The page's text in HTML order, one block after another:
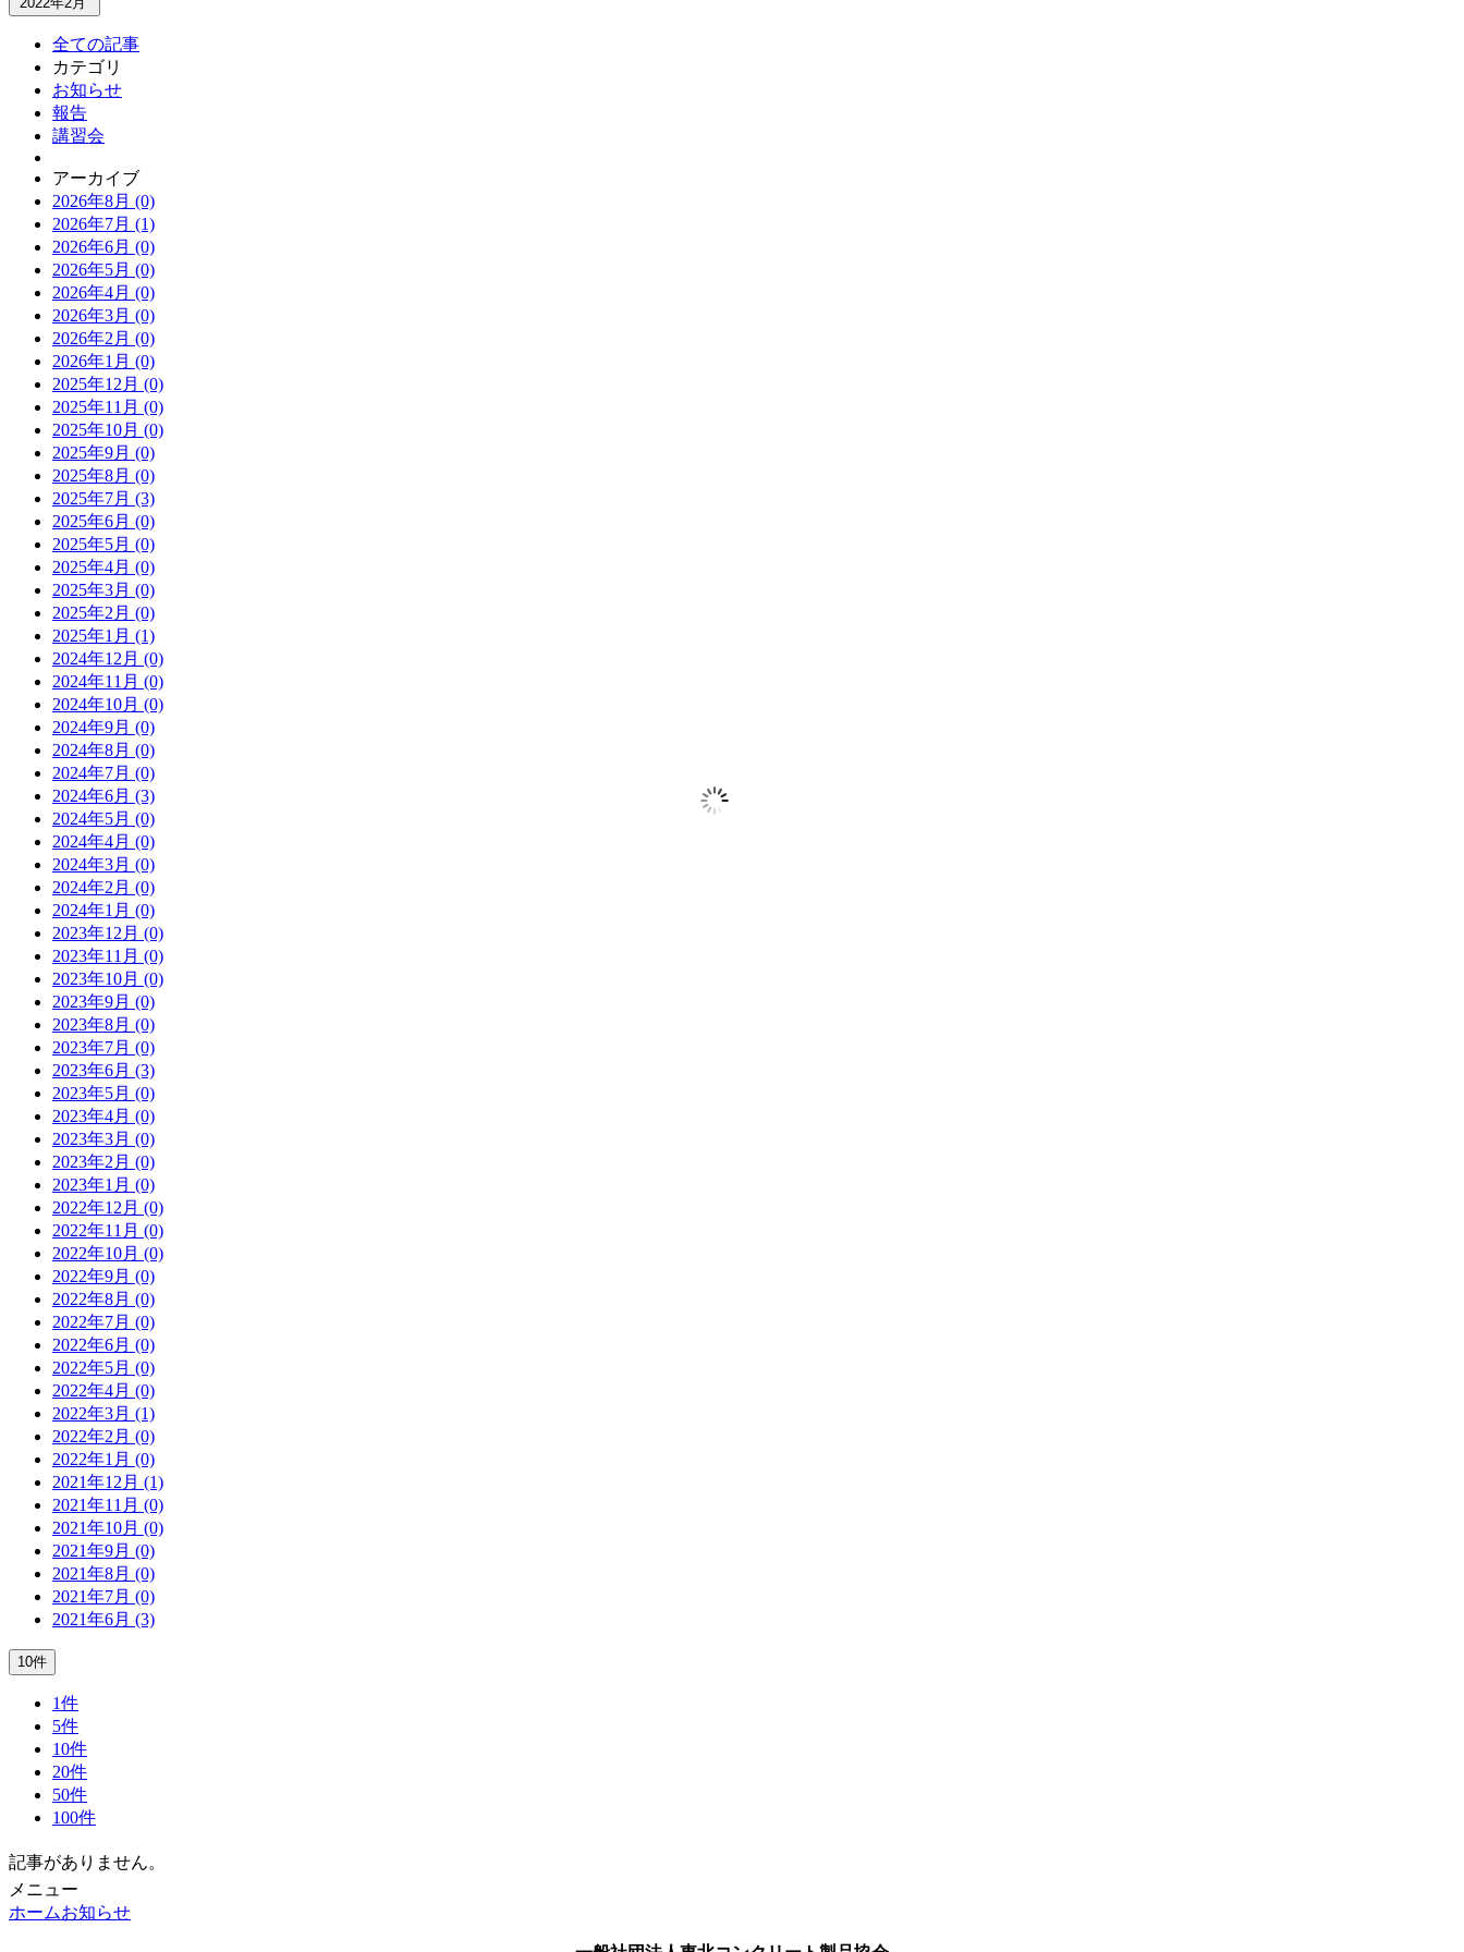
全ての記事
カテゴリ
お知らせ
報告
講習会
アーカイブ
2026年8月 (0)
2026年7月 (1)
2026年6月 (0)
2026年5月 (0)
2026年4月 (0)
2026年3月 (0)
2026年2月 (0)
2026年1月 (0)
2025年12月 (0)
2025年11月 (0)
2025年10月 (0)
2025年9月 (0)
2025年8月 (0)
2025年7月 (3)
2025年6月 (0)
2025年5月 (0)
2025年4月 (0)
2025年3月 (0)
2025年2月 (0)
2025年1月 (1)
2024年12月 (0)
2024年11月 (0)
2024年10月 (0)
2024年9月 (0)
2024年8月 (0)
2024年7月 (0)
2024年6月 (3)
2024年5月 (0)
2024年4月 (0)
2024年3月 (0)
2024年2月 (0)
2024年1月 (0)
2023年12月 (0)
2023年11月 (0)
2023年10月 (0)
2023年9月 (0)
2023年8月 (0)
2023年7月 (0)
2023年6月 (3)
2023年5月 (0)
2023年4月 (0)
2023年3月 (0)
2023年2月 (0)
2023年1月 (0)
2022年12月 (0)
2022年11月 (0)
2022年10月 (0)
2022年9月 (0)
2022年8月 (0)
2022年7月 (0)
2022年6月 (0)
2022年5月 (0)
2022年4月 (0)
2022年3月 (1)
2022年2月 (0)
2022年1月 (0)
2021年12月 (1)
2021年11月 (0)
2021年10月 (0)
2021年9月 (0)
2021年8月 (0)
2021年7月 (0)
2021年6月 (3)
10件
1件
5件
10件
20件
50件
100件
記事がありません。
メニュー
ホームお知らせ